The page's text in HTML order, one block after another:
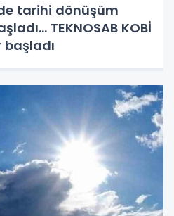
tarihi dönüşüm
TEKNOSAB KOBİ
başladı